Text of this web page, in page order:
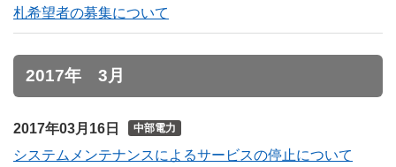
札希望者の募集について
2017年 3月
2017年03月16日 中部電力
システムメンテナンスによるサービスの停止について